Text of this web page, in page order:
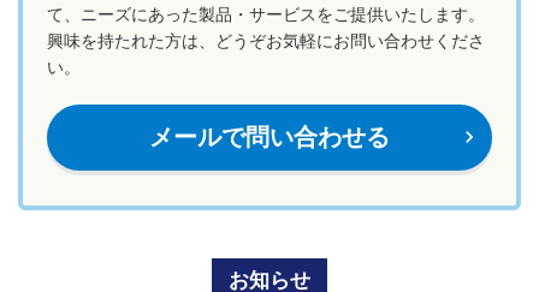
て、ニーズにあった製品・サービスをご提供いたします。
興味を持たれた方は、どうぞお気軽にお問い合わせくださ
い。
メールで問い合わせる navigate_next
お知らせ